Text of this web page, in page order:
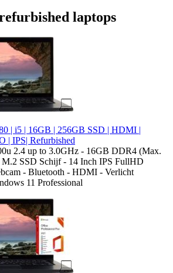
laptops
| i5 | 16GB | 256GB SSD | HDMI |
| IPS| Refurbished
2.4 up to 3.0GHz - 16GB DDR4 (Max.
SSD Schijf - 14 Inch IPS FullHD
- Bluetooth - HDMI - Verlicht
11 Professional